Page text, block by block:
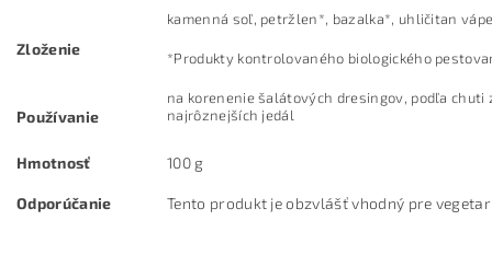
Zloženie
kamenná soľ, petržlen*, bazalka*, uhličitan
*Produkty kontrolovaného biologického
Používanie
na korenenie šalátových dresingov, podľa
najrôznejších jedál
Hmotnosť 100 g
Odporúčanie Tento produkt je obzvlášť vhodný pre